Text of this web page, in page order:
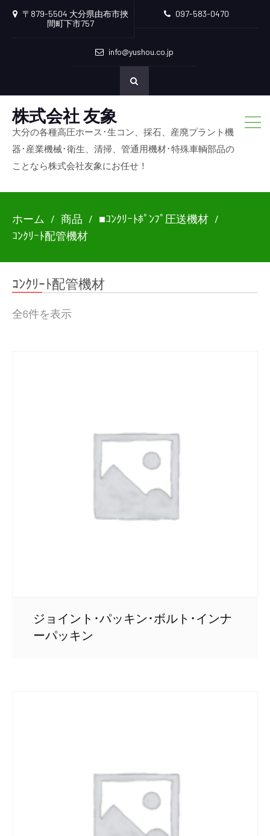
〒879-5504 大分県由布市挾
間町下市757
097-583-0470
info@yushou.co.jp
株式会社 友象
大分の各種高圧ホース･生コン、採石、産廃プラント機
器･産業機械･衛生、清掃、管通用機材･特殊車輌部品の
ことなら株式会社友象にお任せ！
ホーム 商品
■ｺﾝｸﾘｰﾄﾎﾟﾝﾌﾟ圧送機材
ｺﾝｸﾘｰﾄ配管機材
ｺﾝｸﾘｰﾄ配管機材
全6件を表示
ジョイント･パッキン･ボルト･インナ
ーパッキン